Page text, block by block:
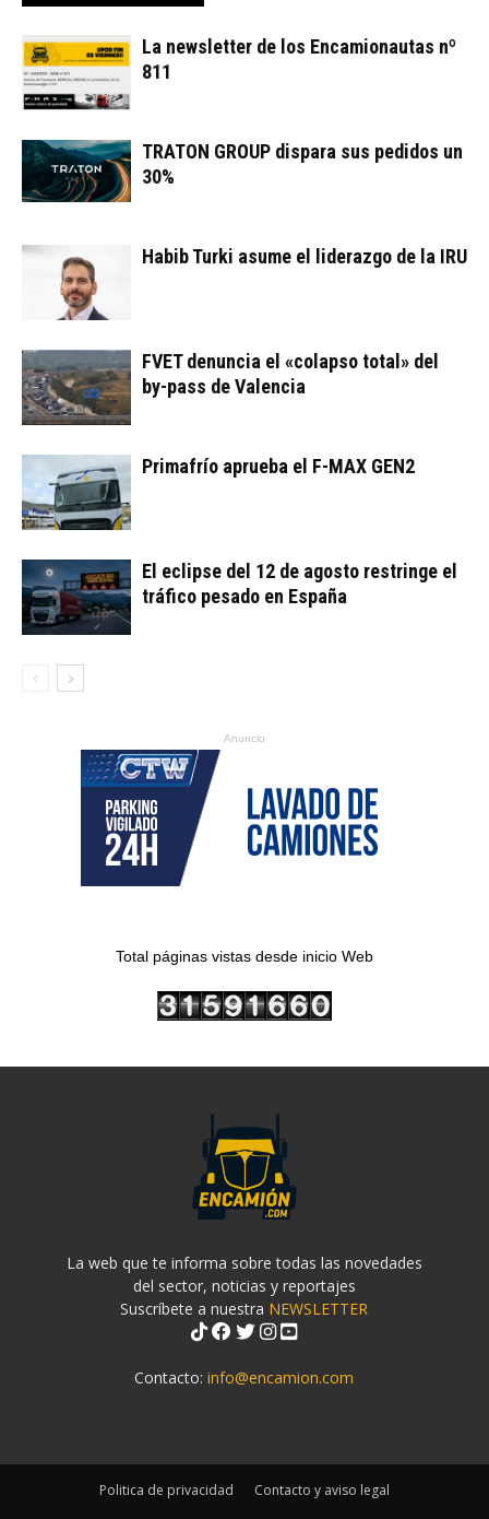
La newsletter de los Encamionautas nº
811
TRATON GROUP dispara sus pedidos un
30%
Habib Turki asume el liderazgo de la IRU
FVET denuncia el «colapso total» del
by-pass de Valencia
Primafrío aprueba el F-MAX GEN2
El eclipse del 12 de agosto restringe el
tráfico pesado en España
Anuncio
Total páginas vistas desde inicio Web
La web que te informa sobre todas las novedades
del sector, noticias y reportajes
Suscríbete a nuestra NEWSLETTER
Contacto:info@encamion.com
Politica de privacidad Contacto y aviso legal